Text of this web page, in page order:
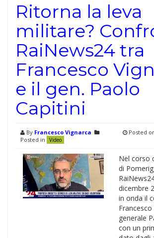
Ritorna la leva
militare?
RaiNews24 tra
Francesco
e il gen. Paolo
Capitini
By Francesco Vignarca
Posted in
Video
Posted
Nel corso
di
dicembre
in onda il
Francesco
generale
con un